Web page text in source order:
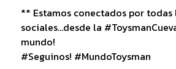
** Estamos conectados por todas
sociales...desde la
mundo!
#Seguinos! #MundoToysman